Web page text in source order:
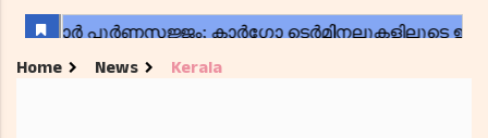
Home News Kerala